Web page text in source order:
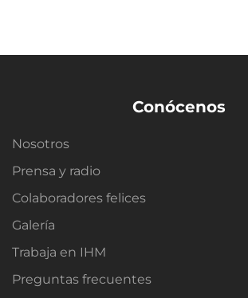
Conócenos
Nosotros
Prensa y radio
Colaboradores felices
Galería
Trabaja en IHM
Preguntas frecuentes